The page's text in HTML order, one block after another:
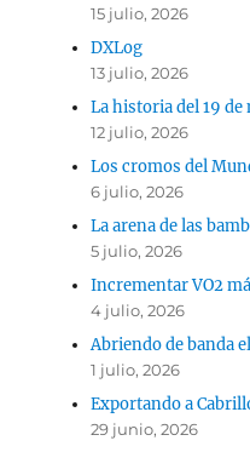
15 julio, 2026
DXLog
13 julio, 2026
La historia del 19 de
12 julio, 2026
Los cromos del
6 julio, 2026
La arena de las
5 julio, 2026
Incrementar VO2
4 julio, 2026
Abriendo de banda
1 julio, 2026
Exportando a
29 junio, 2026